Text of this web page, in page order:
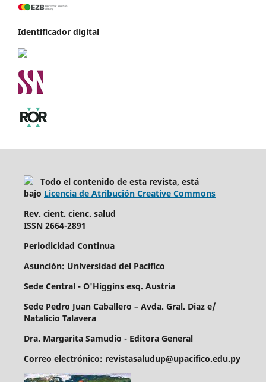
Identificador digital
Todo el contenido de esta revista, está
bajo Licencia de Atribución Creative Commons
Rev. cient. cienc. salud
ISSN 2664-2891
Periodicidad Continua
Asunción: Universidad del Pacífico
Sede Central - O'Higgins esq. Austria
Sede Pedro Juan Caballero – Avda. Gral. Diaz e/
Natalicio Talavera
Dra. Margarita Samudio - Editora General
Correo electrónico: revistasaludup@upacifico.edu.py